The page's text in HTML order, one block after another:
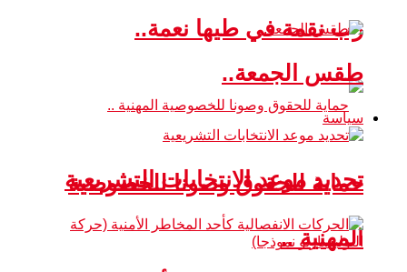
رب نقمة في طيها نعمة..
حماية للحقوق وصونا للخصوصية
المهنية ..
طقس الجمعة..
سياسة
تحديد موعد الانتخابات التشريعية